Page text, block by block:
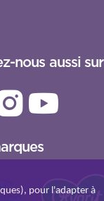
nous aussi sur
pour l'adapter à